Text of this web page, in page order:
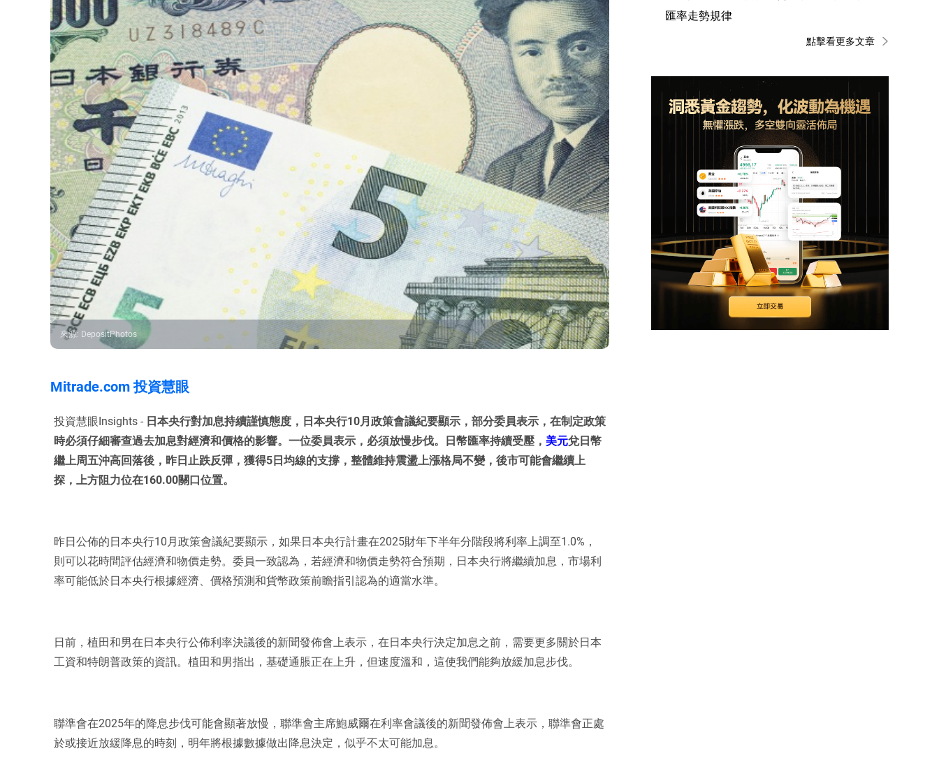
來源: DepositPhotos
Mitrade.com 投資慧眼
投資慧眼Insights - 日本央行對加息持續謹慎態度，日本央行10月政策會議紀要顯示，部分委員表示，在制定政策
時必須仔細審查過去加息對經濟和價格的影響。一位委員表示，必須放慢步伐。日幣匯率持續受壓， 美元兌日幣
繼上周五沖高回落後，昨日止跌反彈，獲得5日均線的支撐，整體維持震盪上漲格局不變，後市可能會繼續上
探，上方阻力位在160.00關口位置。
昨日公佈的日本央行10月政策會議紀要顯示，如果日本央行計畫在2025財年下半年分階段將利率上調至1.0%，
則可以花時間評估經濟和物價走勢。委員一致認為，若經濟和物價走勢符合預期，日本央行將繼續加息，市場利
率可能低於日本央行根據經濟、價格預測和貨幣政策前瞻指引認為的適當水準。
日前，植田和男在日本央行公佈利率決議後的新聞發佈會上表示，在日本央行決定加息之前，需要更多關於日本
工資和特朗普政策的資訊。植田和男指出，基礎通脹正在上升，但速度溫和，這使我們能夠放緩加息步伐。
聯準會在2025年的降息步伐可能會顯著放慢，聯準會主席鮑威爾在利率會議後的新聞發佈會上表示，聯準會正處
於或接近放緩降息的時刻，明年將根據數據做出降息決定，似乎不太可能加息。
匯率走勢規律
點擊看更多文章